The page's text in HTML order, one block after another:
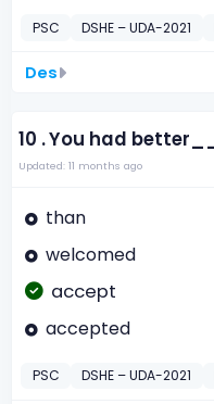
PSC DSHE – UDA-2021
Des
10 .You had
Updated: 11 months ago
than
welcomed
accept
accepted
PSC DSHE – UDA-2021